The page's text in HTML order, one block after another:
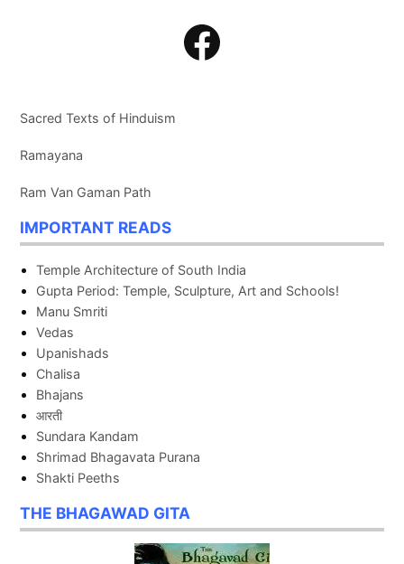
Facebook
Sacred Texts of Hinduism
Ramayana
Ram Van Gaman Path
IMPORTANT READS
Temple Architecture of South India
Gupta Period: Temple, Sculpture, Art and Schools!
Manu Smriti
Vedas
Upanishads
Chalisa
Bhajans
आरती
Sundara Kandam
Shrimad Bhagavata Purana
Shakti Peeths
THE BHAGAWAD GITA